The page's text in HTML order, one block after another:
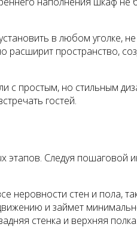
в любом уголке,
расширит пространство,
с простым, но стильным
гостей.
Следуя пошаговой
неровности стен и пола,
и займет
стенка и верхняя